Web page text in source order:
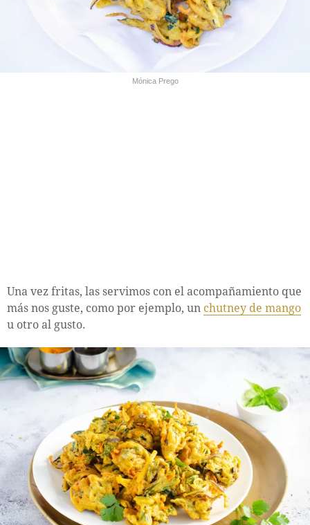
Mónica Prego
Una vez fritas, las servimos con el acompañamiento que
más nos guste, como por ejemplo, un chutney de mango
u otro al gusto.